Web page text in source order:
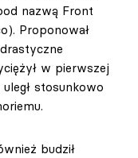
nazwą Front
Proponował
w pierwszej
stosunkowo
budził